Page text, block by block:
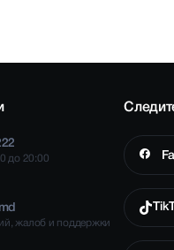
до 20:00
жалоб и поддержки